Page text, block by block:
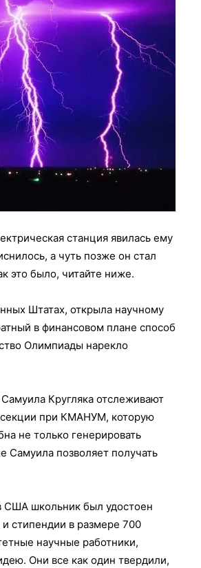
станция явилась ему
а чуть позже он стал
это было, читайте ниже.
Штатах, открыла научному
в финансовом плане способ
Олимпиады нарекло
Кругляка отслеживают
секции при КМАНУМ, которую
не только генерировать
Самуила позволяет получать
США школьник был удостоен
стипендии в размере 700
научные работники,
Они все как один твердили,